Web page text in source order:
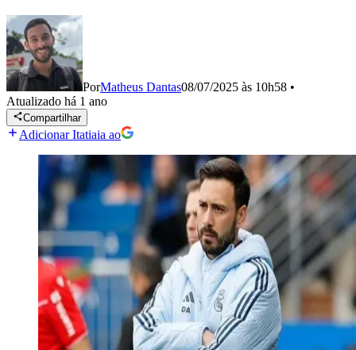
PorMatheus Dantas08/07/2025 às 10h58 •
Atualizado há 1 ano
Compartilhar
Adicionar Itatiaia ao